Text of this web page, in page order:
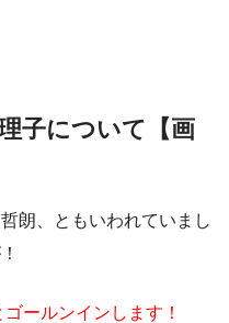
子について【画
朗、ともいわれていまし
ールンインします！